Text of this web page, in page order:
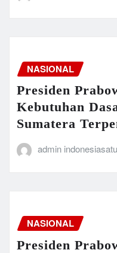
NASIONAL
Presiden
Kebutuhan
Sumatera
admin indonesiasatu
NASIONAL
Presiden